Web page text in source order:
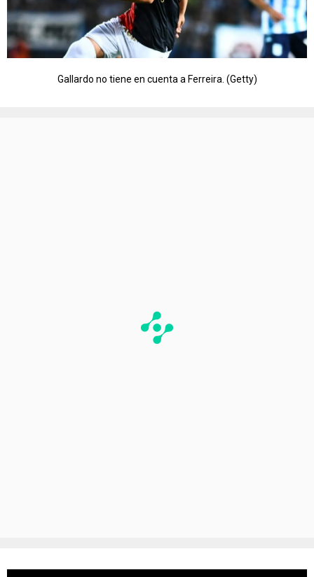
Gallardo no tiene en cuenta a Ferreira. (Getty)